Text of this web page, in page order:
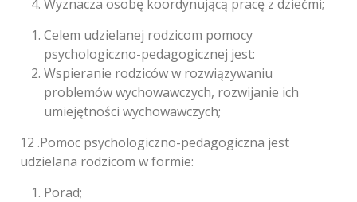
Wyznacza osobę koordynującą pracę z dziećmi;
Celem udzielanej rodzicom pomocy
psychologiczno-pedagogicznej jest:
Wspieranie rodziców w rozwiązywaniu
problemów wychowawczych, rozwijanie ich
umiejętności wychowawczych;
12 .Pomoc psychologiczno-pedagogiczna jest
udzielana rodzicom w formie:
Porad;